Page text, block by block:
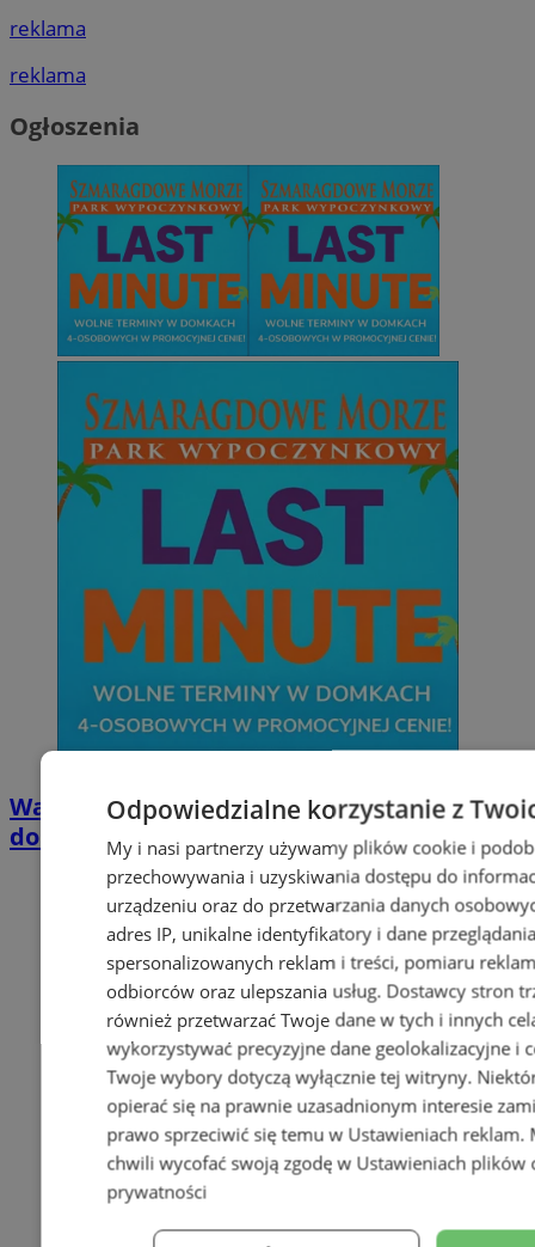
reklama
reklama
Ogłoszenia
Wakacyjny wypoczynek nad Bałtykiem w
domkach Szmaragdowe Morze
Odpowiedzialne korzystanie z
My i nasi partnerzy używamy plików cookie i
przechowywania i uzyskiwania dostępu do
urządzeniu oraz do przetwarzania danych
adres IP, unikalne identyfikatory i dane
spersonalizowanych reklam i treści, pomiaru
odbiorców oraz ulepszania usług. Dostawcy stron
również przetwarzać Twoje dane w tych i innych
wykorzystywać precyzyjne dane geolokalizacyjne i
Twoje wybory dotyczą wyłącznie tej witryny.
opierać się na prawnie uzasadnionym interesie
prawo sprzeciwić się temu w Ustawieniach reklam.
chwili wycofać swoją zgodę w Ustawieniach plików
prywatności